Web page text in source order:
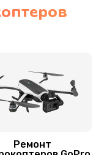
GoPro
GoPro
Ремонт